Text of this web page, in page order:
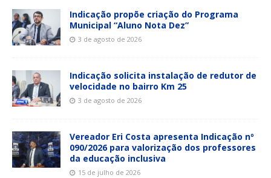
Indicação propõe criação do Programa
Municipal “Aluno Nota Dez”
3 de agosto de 2026
Indicação solicita instalação de redutor de
velocidade no bairro Km 25
3 de agosto de 2026
Vereador Eri Costa apresenta Indicação nº
090/2026 para valorização dos professores
da educação inclusiva
15 de julho de 2026